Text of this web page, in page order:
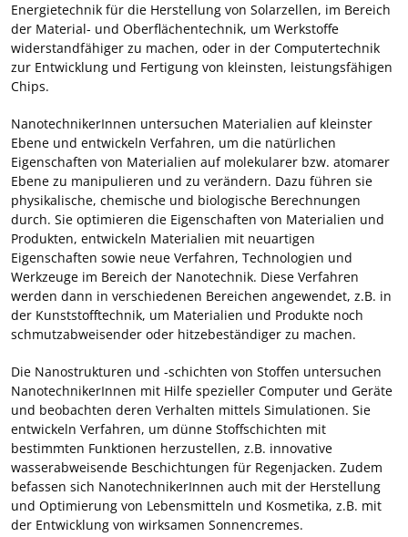
Energietechnik für die Herstellung von Solarzellen, im Bereich
der Material- und Oberflächentechnik, um Werkstoffe
widerstandfähiger zu machen, oder in der Computertechnik
zur Entwicklung und Fertigung von kleinsten, leistungsfähigen
Chips.
NanotechnikerInnen untersuchen Materialien auf kleinster
Ebene und entwickeln Verfahren, um die natürlichen
Eigenschaften von Materialien auf molekularer bzw. atomarer
Ebene zu manipulieren und zu verändern. Dazu führen sie
physikalische, chemische und biologische Berechnungen
durch. Sie optimieren die Eigenschaften von Materialien und
Produkten, entwickeln Materialien mit neuartigen
Eigenschaften sowie neue Verfahren, Technologien und
Werkzeuge im Bereich der Nanotechnik. Diese Verfahren
werden dann in verschiedenen Bereichen angewendet, z.B. in
der Kunststofftechnik, um Materialien und Produkte noch
schmutzabweisender oder hitzebeständiger zu machen.
Die Nanostrukturen und -schichten von Stoffen untersuchen
NanotechnikerInnen mit Hilfe spezieller Computer und Geräte
und beobachten deren Verhalten mittels Simulationen. Sie
entwickeln Verfahren, um dünne Stoffschichten mit
bestimmten Funktionen herzustellen, z.B. innovative
wasserabweisende Beschichtungen für Regenjacken. Zudem
befassen sich NanotechnikerInnen auch mit der Herstellung
und Optimierung von Lebensmitteln und Kosmetika, z.B. mit
der Entwicklung von wirksamen Sonnencremes.